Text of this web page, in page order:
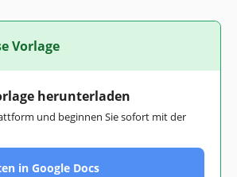
Vorlage
herunterladen
und beginnen Sie sofort mit der
in Google Docs